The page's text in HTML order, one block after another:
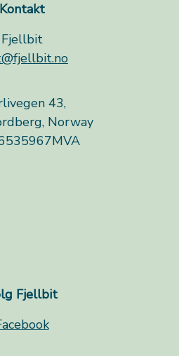
Kontakt
Fjellbit
43,
Norway
Fjellbit